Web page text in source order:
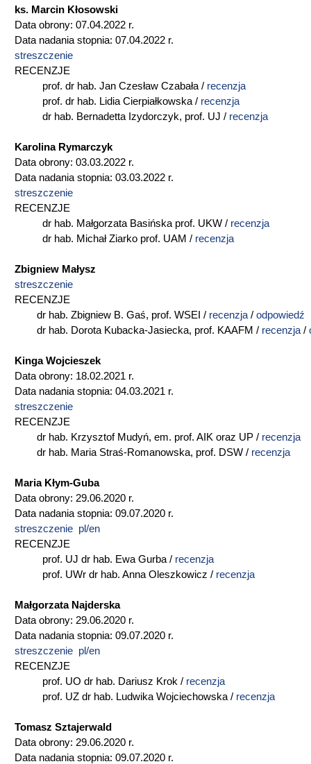
ks. Marcin Kłosowski
Data obrony: 07.04.2022 r.
Data nadania stopnia: 07.04.2022 r.
streszczenie
RECENZJE
prof. dr hab. Jan Czesław Czabała / recenzja
prof. dr hab. Lidia Cierpiałkowska / recenzja
dr hab. Bernadetta Izydorczyk, prof. UJ / recenzja
Karolina Rymarczyk
Data obrony: 03.03.2022 r.
Data nadania stopnia: 03.03.2022 r.
streszczenie
RECENZJE
dr hab. Małgorzata Basińska prof. UKW / recenzja
dr hab. Michał Ziarko prof. UAM / recenzja
Zbigniew Małysz
streszczenie
RECENZJE
dr hab. Zbigniew B. Gaś, prof. WSEI / recenzja / odpowiedź
dr hab. Dorota Kubacka-Jasiecka, prof. KAAFM / recenzja /
Kinga Wojcieszek
Data obrony: 18.02.2021 r.
Data nadania stopnia: 04.03.2021 r.
streszczenie
RECENZJE
dr hab. Krzysztof Mudyń, em. prof. AIK oraz UP / recenzja
dr hab. Maria Straś-Romanowska, prof. DSW / recenzja
Maria Kłym-Guba
Data obrony: 29.06.2020 r.
Data nadania stopnia: 09.07.2020 r.
streszczenie pl/en
RECENZJE
prof. UJ dr hab. Ewa Gurba / recenzja
prof. UWr dr hab. Anna Oleszkowicz / recenzja
Małgorzata Najderska
Data obrony: 29.06.2020 r.
Data nadania stopnia: 09.07.2020 r.
streszczenie pl/en
RECENZJE
prof. UO dr hab. Dariusz Krok / recenzja
prof. UZ dr hab. Ludwika Wojciechowska / recenzja
Tomasz Sztajerwald
Data obrony: 29.06.2020 r.
Data nadania stopnia: 09.07.2020 r.